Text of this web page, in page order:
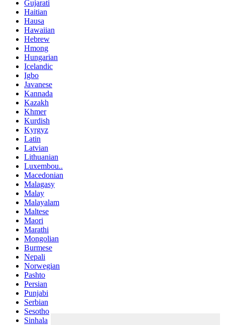
Gujarati
Haitian
Hausa
Hawaiian
Hebrew
Hmong
Hungarian
Icelandic
Igbo
Javanese
Kannada
Kazakh
Khmer
Kurdish
Kyrgyz
Latin
Latvian
Lithuanian
Luxembou..
Macedonian
Malagasy
Malay
Malayalam
Maltese
Maori
Marathi
Mongolian
Burmese
Nepali
Norwegian
Pashto
Persian
Punjabi
Serbian
Sesotho
Sinhala